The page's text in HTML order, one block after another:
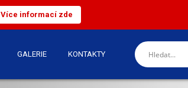
Více informací zde
GALERIE KONTAKTY